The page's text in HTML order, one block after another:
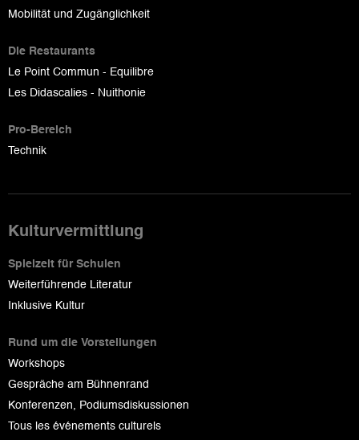
Mobilität und Zugänglichkeit
Die Restaurants
Le Point Commun - Equilibre
Les Didascalies - Nuithonie
Pro-Bereich
Technik
Kulturvermittlung
Spielzeit für Schulen
Weiterführende Literatur
Inklusive Kultur
Rund um die Vorstellungen
Workshops
Gespräche am Bühnenrand
Konferenzen, Podiumsdiskussionen
Tous les événements culturels